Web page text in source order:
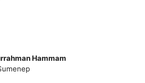
Hammam